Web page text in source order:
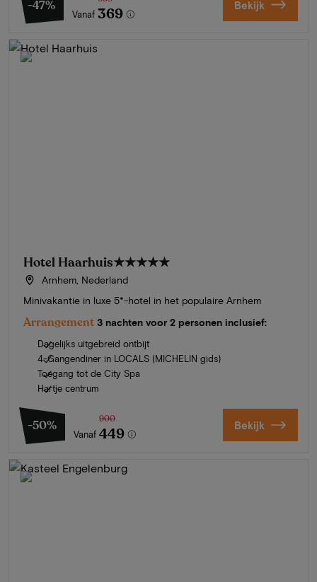
-47%
Vanaf 369 Bekijk
Hotel Haarhuis★★★★★
Arnhem, Nederland
Minivakantie in luxe 5*-hotel in het populaire Arnhem
Arrangement 3 nachten voor 2 personen inclusief:
Dagelijks uitgebreid ontbijt
4-Gangendiner in LOCALS (MICHELIN gids)
Toegang tot de City Spa
Hartje centrum
-50%
Vanaf
900
449 Bekijk